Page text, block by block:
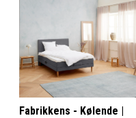
Springmadras: 18 cm.
Topmadras: ca. 7 cm.
Motor: LINAK TD4.
Elevationsl
Fabrikkens - Kølende |